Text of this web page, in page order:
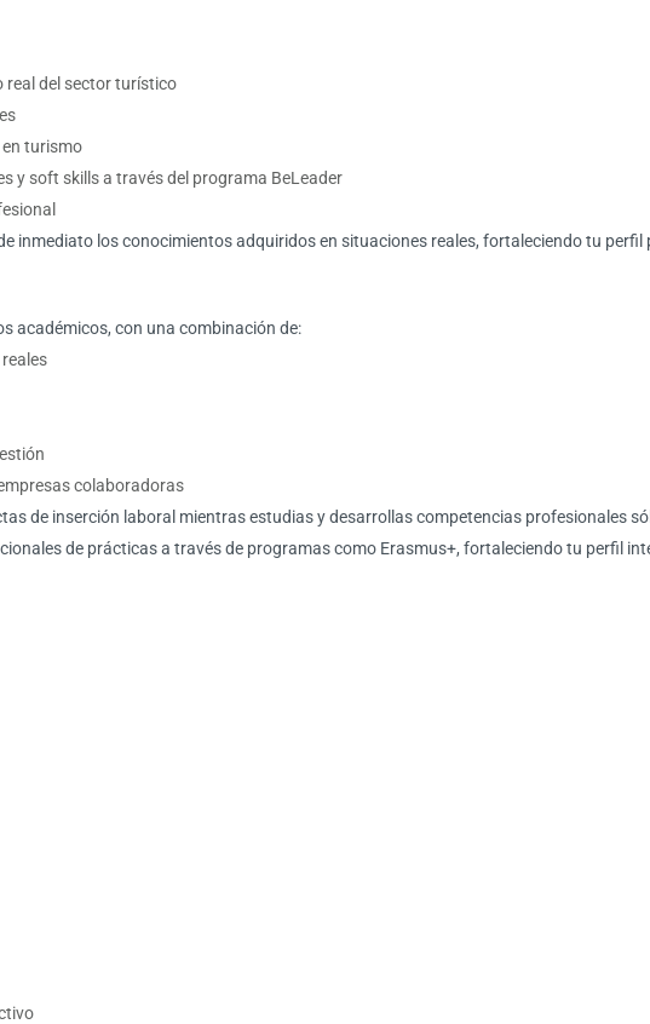
del sector turístico
turismo
y soft skills a través del programa BeLeader
inmediato los conocimientos adquiridos en situaciones reales, fortaleciendo tu
académicos, con una combinación de:
colaboradoras
de inserción laboral mientras estudias y desarrollas competencias profesionales
de prácticas a través de programas como Erasmus+, fortaleciendo tu perfil